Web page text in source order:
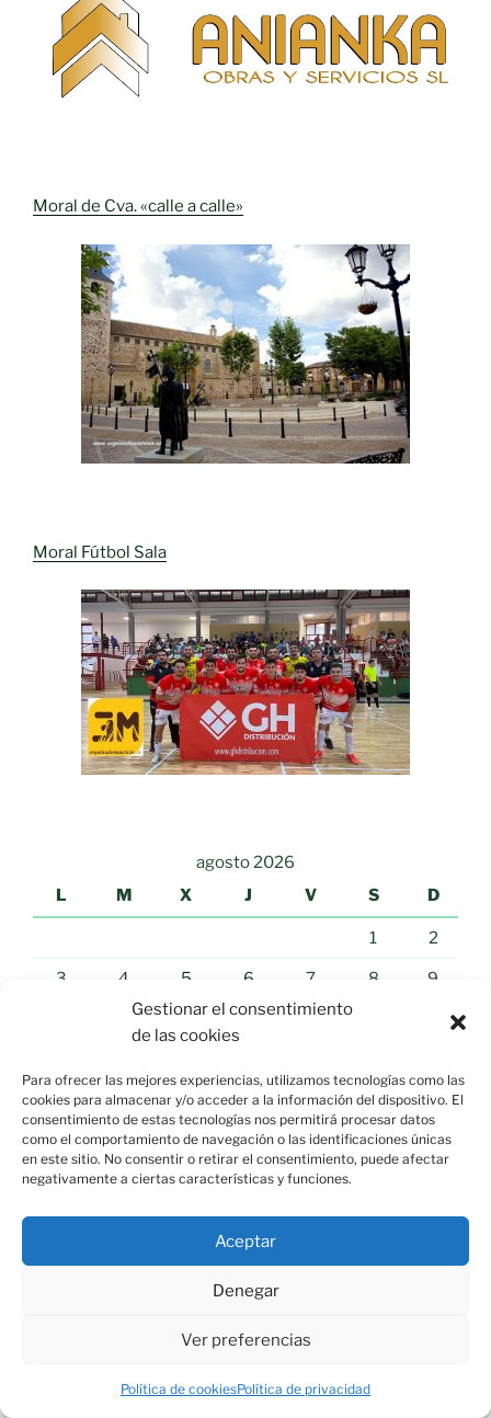
Gestionar el consentimiento
de las cookies
Para ofrecer las mejores experiencias, utilizamos tecnologías como las
cookies para almacenar y/o acceder a la información del dispositivo. El
consentimiento de estas tecnologías nos permitirá procesar datos
como el comportamiento de navegación o las identificaciones únicas
en este sitio. No consentir o retirar el consentimiento, puede afectar
negativamente a ciertas características y funciones.
Aceptar
Denegar
Ver preferencias
Política de cookiesPolítica de privacidad
Moral de Cva. «calle a calle»
Moral Fútbol Sala
agosto 2026
L
M X J V S D
1 2
3 4 5 6 7 8 9
12 13 14
24 25 26 27 28 29 30
31
« Jul
NOTICIAS «EL MUNDO»
Ceuta clama "Basta ya" y exige
09/08/2026